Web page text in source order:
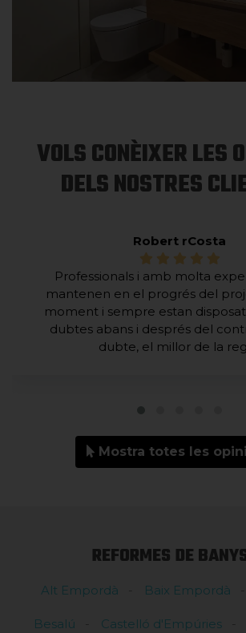
VOLS CONÈIXER LES
DELS NOSTRES
Robert rCosta
Professionals i amb molta
mantenen en el progrés del
moment i sempre estan
dubtes abans i després del
dubte, el millor de la
Mostra totes les
REFORMES DE
Alt Empordà Baix Empordà
Besalú Castelló d'Empúries